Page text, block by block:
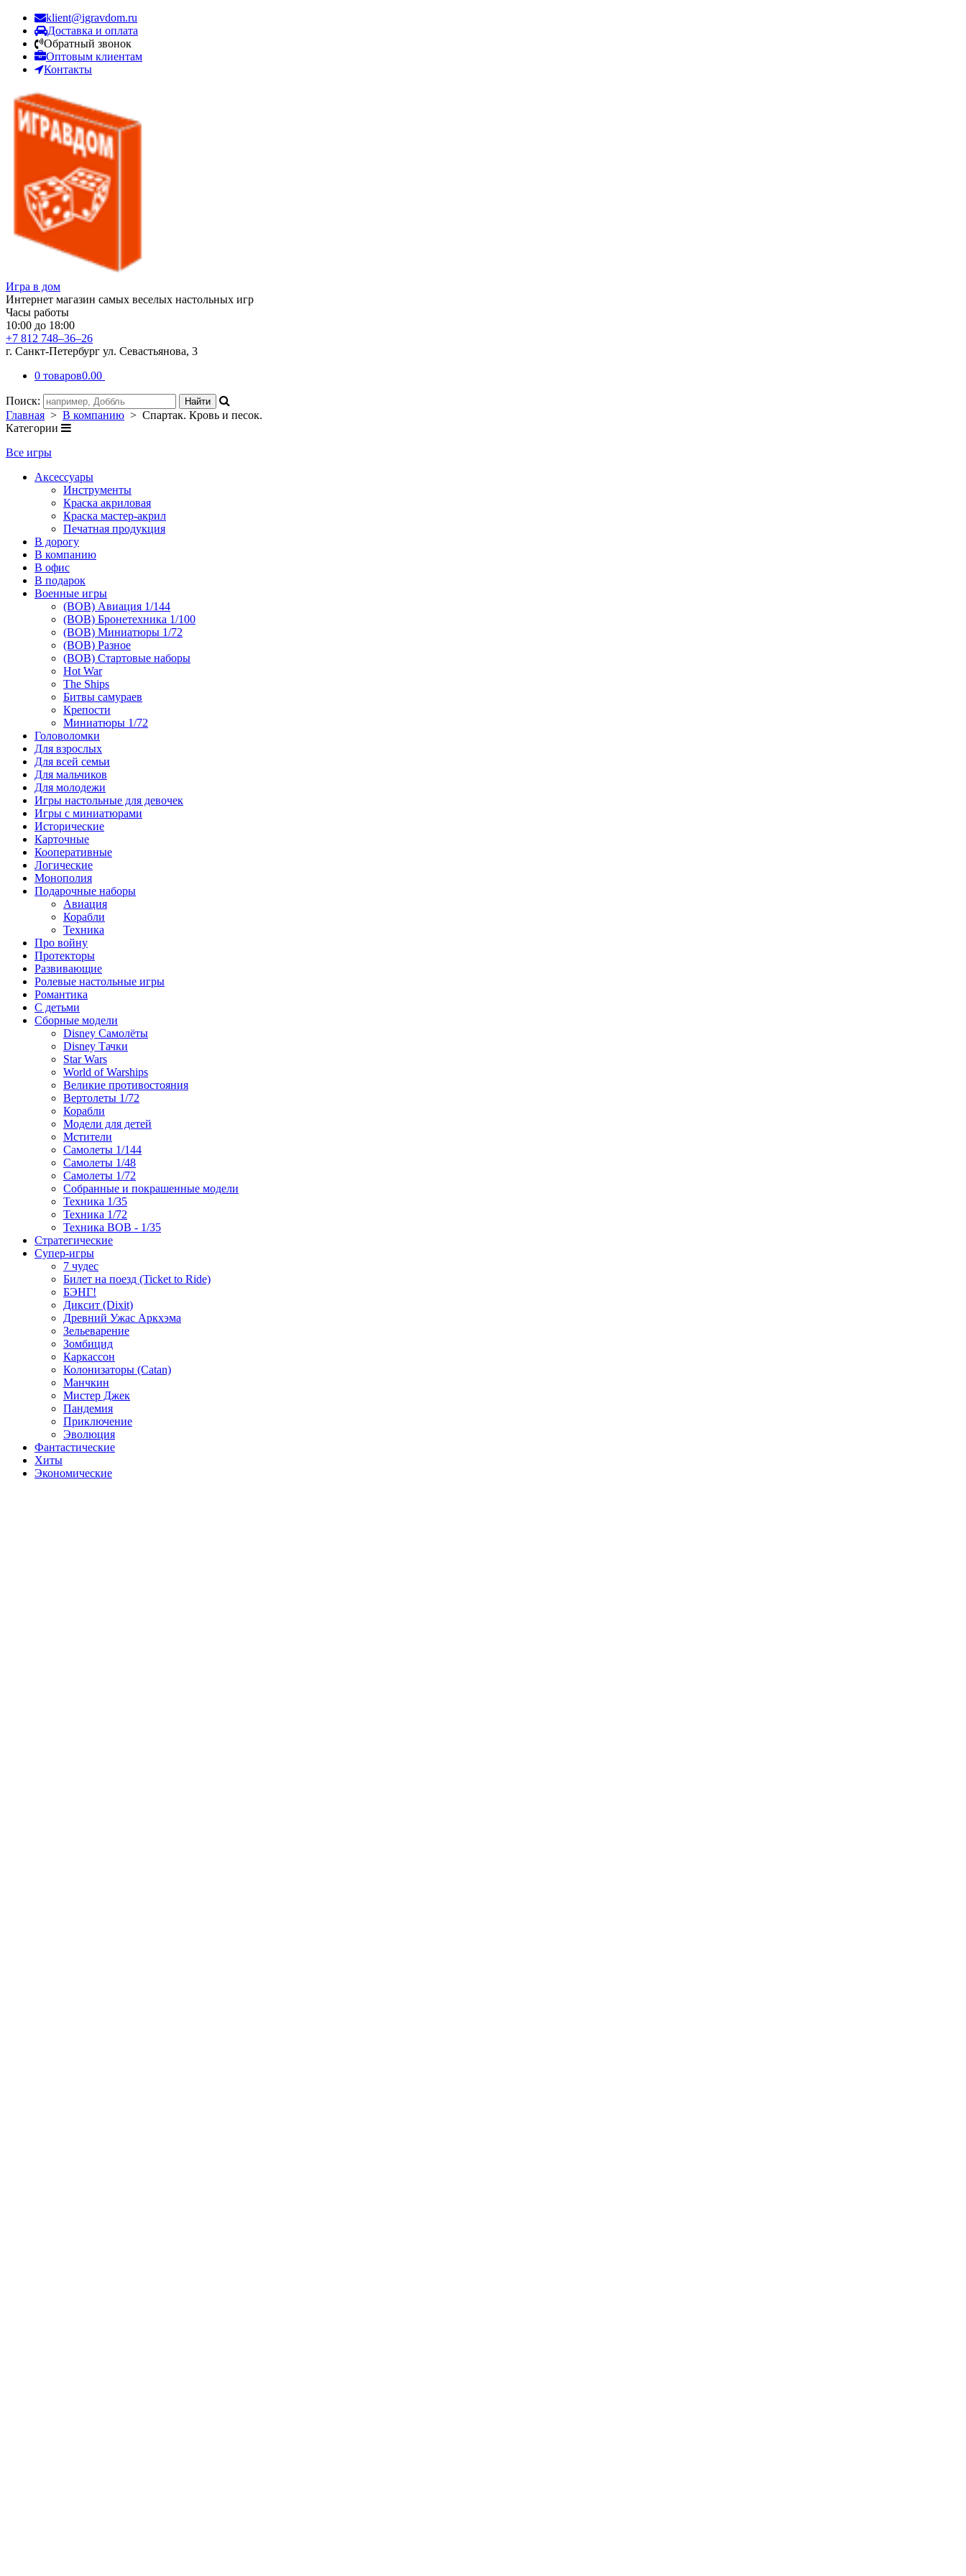
klient@igravdom.ru
Доставка и оплата
Обратный звонок
Оптовым клиентам
Контакты
Игра в дом
Интернет магазин самых веселых настольных игр
Часы работы
10:00 до 18:00
+7 812 748–36–26
г. Санкт-Петербург ул. Севастьянова, 3
0 товаров0.00
Поиск:
Главная > В компанию > Спартак. Кровь и песок.
Категории
Все игры
Аксессуары
Инструменты
Краска акриловая
Краска мастер-акрил
Печатная продукция
В дорогу
В компанию
В офис
В подарок
Военные игры
(ВОВ) Авиация 1/144
(ВОВ) Бронетехника 1/100
(ВОВ) Миниатюры 1/72
(ВОВ) Разное
(ВОВ) Стартовые наборы
Hot War
The Ships
Битвы самураев
Крепости
Миниатюры 1/72
Головоломки
Для взрослых
Для всей семьи
Для мальчиков
Для молодежи
Игры настольные для девочек
Игры с миниатюрами
Исторические
Карточные
Кооперативные
Логические
Монополия
Подарочные наборы
Авиация
Корабли
Техника
Про войну
Протекторы
Развивающие
Ролевые настольные игры
Романтика
С детьми
Сборные модели
Disney Самолёты
Disney Тачки
Star Wars
World of Warships
Великие противостояния
Вертолеты 1/72
Корабли
Модели для детей
Мстители
Самолеты 1/144
Самолеты 1/48
Самолеты 1/72
Собранные и покрашенные модели
Техника 1/35
Техника 1/72
Техника ВОВ - 1/35
Стратегические
Супер-игры
7 чудес
Билет на поезд (Ticket to Ride)
БЭНГ!
Диксит (Dixit)
Древний Ужас Аркхэма
Зельеварение
Зомбицид
Каркассон
Колонизаторы (Catan)
Манчкин
Мистер Джек
Пандемия
Приключение
Эволюция
Фантастические
Хиты
Экономические